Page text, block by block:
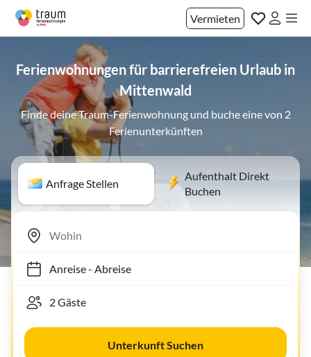
Vermieten
Ferienwohnungen für barrierefreien Urlaub in
Mittenwald
Finde deine Traum-Ferienwohnung und buche eine von 2
Ferienunterkünften
Anfrage Stellen
Aufenthalt Direkt
Buchen
Anreise- Abreise
Unterkunft Suchen